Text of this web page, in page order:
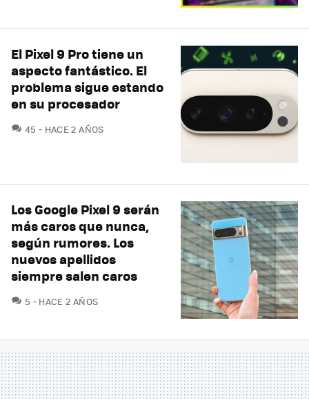
El Pixel 9 Pro tiene un
aspecto fantástico. El
problema sigue estando
en su procesador
45 COMENTARIOS
HACE 2 AÑOS
Los Google Pixel 9 serán
más caros que nunca,
según rumores. Los
nuevos apellidos
siempre salen caros
5 COMENTARIOS
HACE 2 AÑOS